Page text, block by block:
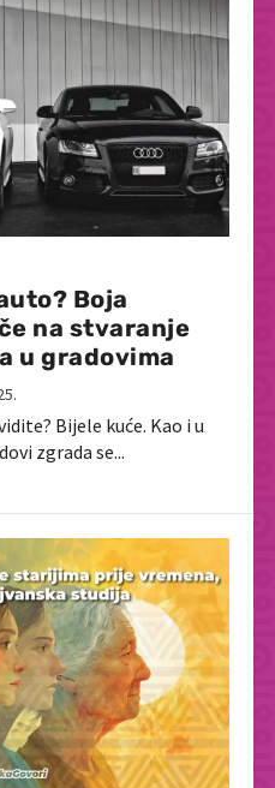
Boja
na stvaranje
u gradovima
Bijele kuće. Kao i u
zgrada se...